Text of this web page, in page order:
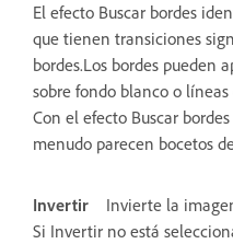
El efecto Buscar bordes
que tienen transiciones
bordes.Los bordes pueden
sobre fondo blanco o
Con el efecto Buscar
menudo parecen bocetos
Invertir
Invierte la
Si Invertir no está